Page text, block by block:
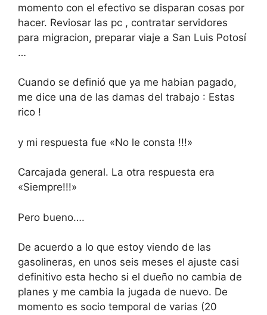
momento con el efectivo se disparan cosas por
hacer. Reviosar las pc , contratar servidores
para migracion, preparar viaje a San Luis Potosí
…
Cuando se definió que ya me habian pagado,
me dice una de las damas del trabajo : Estas
rico !
y mi respuesta fue «No le consta !!!»
Carcajada general. La otra respuesta era
«Siempre!!!»
Pero bueno….
De acuerdo a lo que estoy viendo de las
gasolineras, en unos seis meses el ajuste casi
definitivo esta hecho si el dueño no cambia de
planes y me cambia la jugada de nuevo. De
momento es socio temporal de varias (20